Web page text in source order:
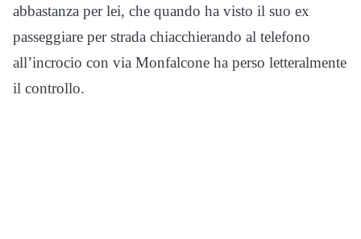
abbastanza per lei, che quando ha visto il suo ex
passeggiare per strada chiacchierando al telefono
all’incrocio con via Monfalcone ha perso letteralmente
il controllo.